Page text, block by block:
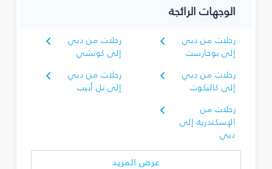
الوجهات الرائجة
رحلات من دبي
إلى بوخارست
رحلات من دبي
إلى كوتشي
رحلات من دبي
إلى كاليكوت
رحلات من دبي
إلى تل أبيب
رحلات من
الإسكندرية إلى
دبي
عرض المزيد